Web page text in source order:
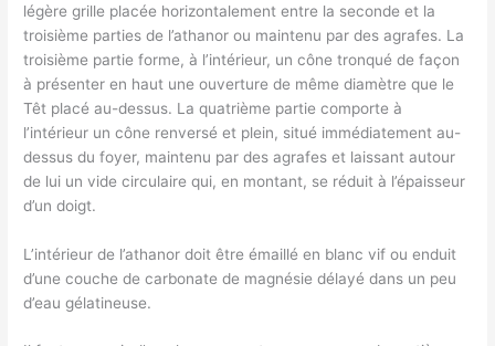
légère grille placée horizontalement entre la seconde et la
troisième parties de l’athanor ou maintenu par des agrafes. La
troisième partie forme, à l’intérieur, un cône tronqué de façon
à présenter en haut une ouverture de même diamètre que le
Têt placé au-dessus. La quatrième partie comporte à
l’intérieur un cône renversé et plein, situé immédiatement au-
dessus du foyer, maintenu par des agrafes et laissant autour
de lui un vide circulaire qui, en montant, se réduit à l’épaisseur
d’un doigt.
L’intérieur de l’athanor doit être émaillé en blanc vif ou enduit
d’une couche de carbonate de magnésie délayé dans un peu
d’eau gélatineuse.